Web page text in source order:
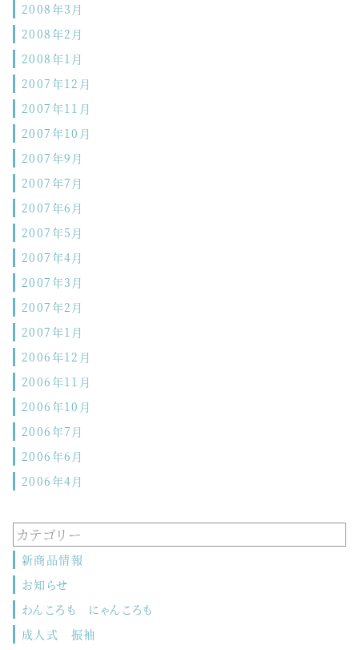
2008年3月
2008年2月
2008年1月
2007年12月
2007年11月
2007年10月
2007年9月
2007年7月
2007年6月
2007年5月
2007年4月
2007年3月
2007年2月
2007年1月
2006年12月
2006年11月
2006年10月
2006年7月
2006年6月
2006年4月
カテゴリー
新商品情報
お知らせ
わんころも にゃんころも
成人式 振袖